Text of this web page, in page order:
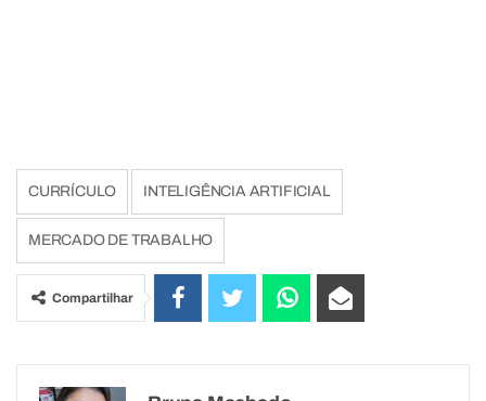
CURRÍCULO INTELIGÊNCIA ARTIFICIAL
MERCADO DE TRABALHO
Compartilhar